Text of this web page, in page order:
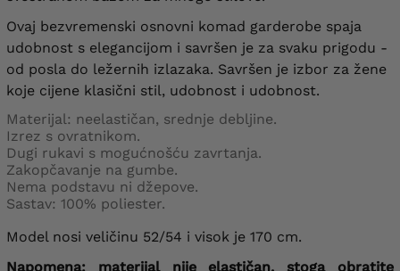
Ovaj bezvremenski osnovni komad garderobe spaja
udobnost s elegancijom i savršen je za svaku prigodu -
od posla do ležernih izlazaka. Savršen je izbor za žene
koje cijene klasični stil, udobnost i udobnost.
Materijal: neelastičan, srednje debljine.
Izrez s ovratnikom.
Dugi rukavi s mogućnošću zavrtanja.
Zakopčavanje na gumbe.
Nema podstavu ni džepove.
Sastav: 100% poliester.
Model nosi veličinu 52/54 i visok je 170 cm.
Napomena: materijal nije elastičan, stoga obratite